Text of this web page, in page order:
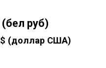
(бел руб)
$ (доллар США)